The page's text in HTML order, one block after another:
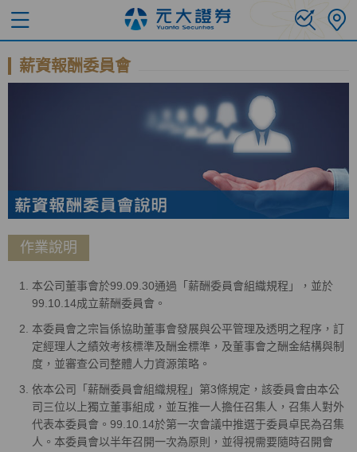
薪資報酬委員會
作業說明
本公司董事會於99.09.30通過「薪酬委員會組織規程」，並於
99.10.14成立薪酬委員會。
本委員會之宗旨係協助董事會發展與公平管理及透明之程序，訂
定經理人之績效考核標準及酬金標準，及董事會之酬金結構與制
度，並審查公司整體人力資源策略。
依本公司「薪酬委員會組織規程」第3條規定，該委員會由本公
司三位以上獨立董事組成，並互推一人擔任召集人，召集人對外
代表本委員會。99.10.14於第一次會議中推選于委員卓民為召集
人。本委員會以半年召開一次為原則，並得視需要隨時召開會